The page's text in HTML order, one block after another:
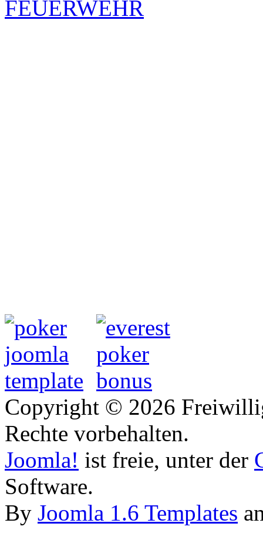
Copyright © 2026
Rechte vorbehalten.
Joomla! ist freie, unter der
Software.
By Joomla 1.6 Templates